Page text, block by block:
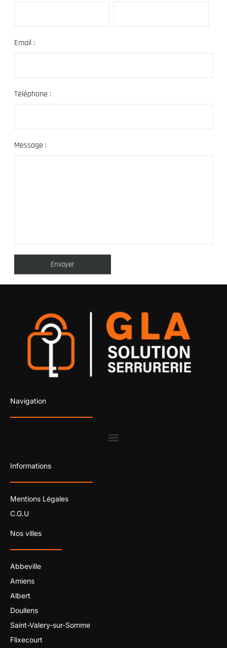
Email :
Téléphone :
Message :
Navigation
Informations
Mentions Légales
C.G.U
Nos villes
Abbeville
Amiens
Albert
Doullens
Saint-Valery-sur-Somme
Flixecourt